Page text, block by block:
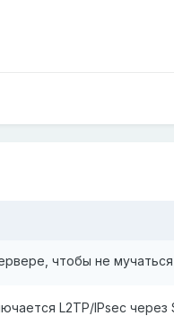
чтобы не
L2TP/IPsec через